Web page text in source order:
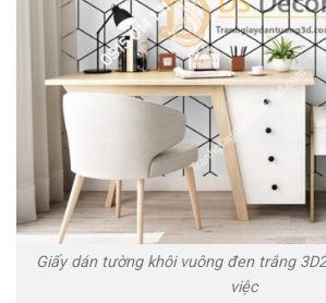
Giấy dán tường khôi vuông đen trắng
việc